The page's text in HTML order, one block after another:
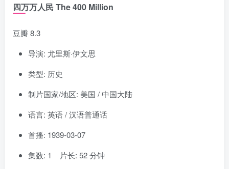
四万万人民 The 400 Million
豆瓣 8.3
导演: 尤里斯·伊文思
类型: 历史
制片国家/地区: 美国 / 中国大陆
语言: 英语 / 汉语普通话
首播: 1939-03-07
集数: 1 片长: 52 分钟